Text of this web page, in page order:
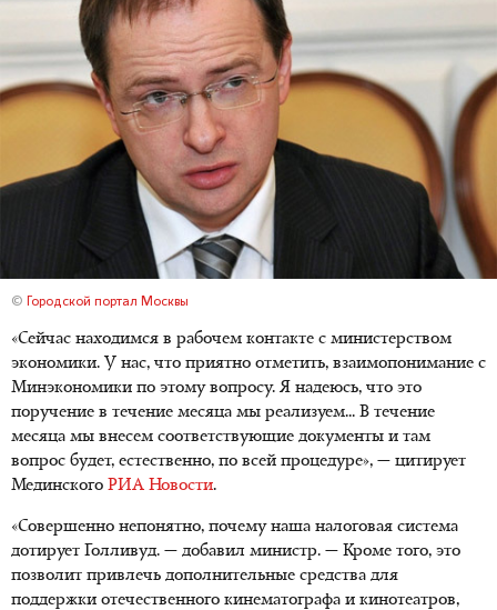
© Городской портал Москвы
«Сейчас находимся в рабочем контакте с министерством
экономики. У нас, что приятно отметить, взаимопонимание с
Минэкономики по этому вопросу. Я надеюсь, что это
поручение в течение месяца мы реализуем... В течение
месяца мы внесем соответствующие документы и там
вопрос будет, естественно, по всей процедуре», — цитирует
Мединского РИА Новости.
«Совершенно непонятно, почему наша налоговая система
дотирует Голливуд. — добавил министр. — Кроме того, это
позволит привлечь дополнительные средства для
поддержки отечественного кинематографа и кинотеатров,